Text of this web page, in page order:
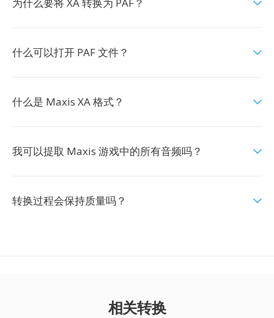
什么可以打开 PAF 文件？
什么是 Maxis XA 格式？
我可以提取 Maxis 游戏中的所有音频吗？
转换过程会保持质量吗？
相关转换